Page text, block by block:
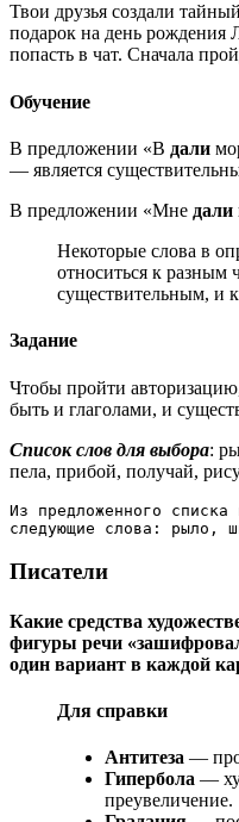
Твои друзья создали
подарок на день рождения
попасть в чат. Сначала
Обучение
В предложении «В дали
— является
В предложении «Мне дали
Некоторые слова в
относиться к разным
существительным, и к
Задание
Чтобы пройти
быть и глаголами, и
Список слов для выбора:
пела, прибой, получай,
Из предложенного
следующие слова: рыло,
Писатели
Какие средства
фигуры речи
один вариант в каждой
Для справки
Антитеза —
Гипербола —
преувеличение.